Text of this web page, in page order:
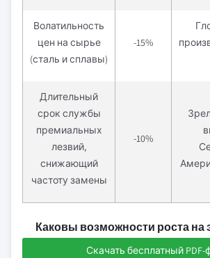
Волатильность
цен на сырье
(сталь и сплавы)
-15%
Длительный
срок службы
премиальных
лезвий,
снижающий
частоту замены
-10%
Каковы возможности роста на
Скачать бесплатный PDF-